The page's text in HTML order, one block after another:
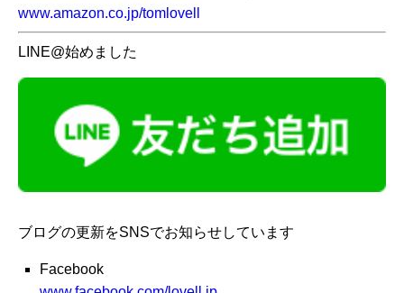
www.amazon.co.jp/tomlovell
LINE@始めました
ブログの更新をSNSでお知らせしています
Facebook